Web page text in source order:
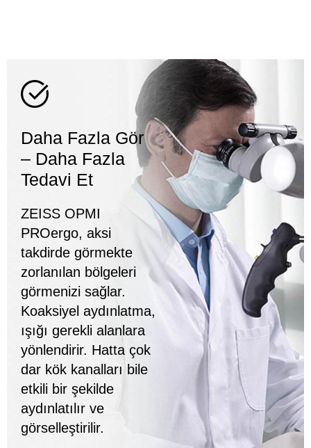
Daha Fazla Gör
– Daha Fazla
Tedavi Et
ZEISS OPMI
PROergo, aksi
takdirde görmekte
zorlanılan bölgeleri
görmenizi sağlar.
Koaksiyel aydınlatma,
ışığı gerekli alanlara
yönlendirir. Hatta çok
dar kök kanalları bile
etkili bir şekilde
aydınlatılır ve
görselleştirilir.